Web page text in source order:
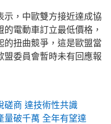
示，中歐雙方接近達成協
電動車訂立最低價格，
的扭曲競爭，這是歐盟當
盟委員會暫時未有回應報
磋商 達技術性共識
量破千萬 全年有望達